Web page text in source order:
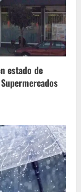
estado de